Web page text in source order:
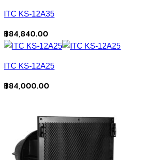
ITC KS-12A35
฿84,840.00
ITC KS-12A25
฿84,000.00